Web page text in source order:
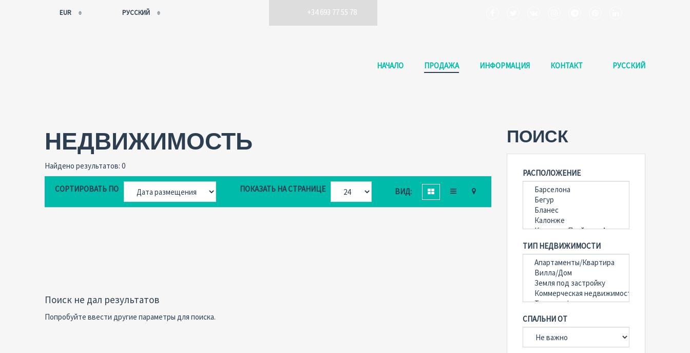
EUR РУССКИЙ +34 693 77 55 78
НАЧАЛО ПРОДАЖА ИНФОРМАЦИЯ КОНТАКТ РУССКИЙ
НЕДВИЖИМОСТЬ
Найдено результатов: 0
СОРТИРОВАТЬ ПО ПОКАЗАТЬ НА СТРАНИЦЕ ВИД:
Поиск не дал результатов
Попробуйте ввести другие параметры для поиска.
ПОИСК
РАСПОЛОЖЕНИЕ
ТИП НЕДВИЖИМОСТИ
СПАЛЬНИ ОТ